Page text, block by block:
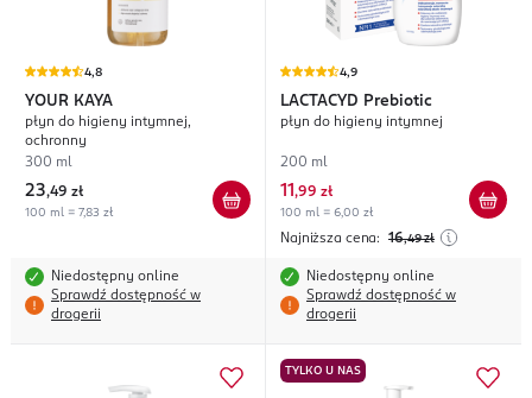
4,8
YOUR KAYA
płyn do higieny intymnej,
ochronny
300 ml
23,49 zł
100 ml = 7,83 zł
Niedostępny online
Sprawdź dostępność w
drogerii
4,9
LACTACYD Prebiotic
płyn do higieny intymnej
200 ml
11 ,99 zł
100 ml = 6,00 zł
Najniższa cena: 16,49 zł
Niedostępny online
Sprawdź dostępność w
drogerii
TYLKO U NAS